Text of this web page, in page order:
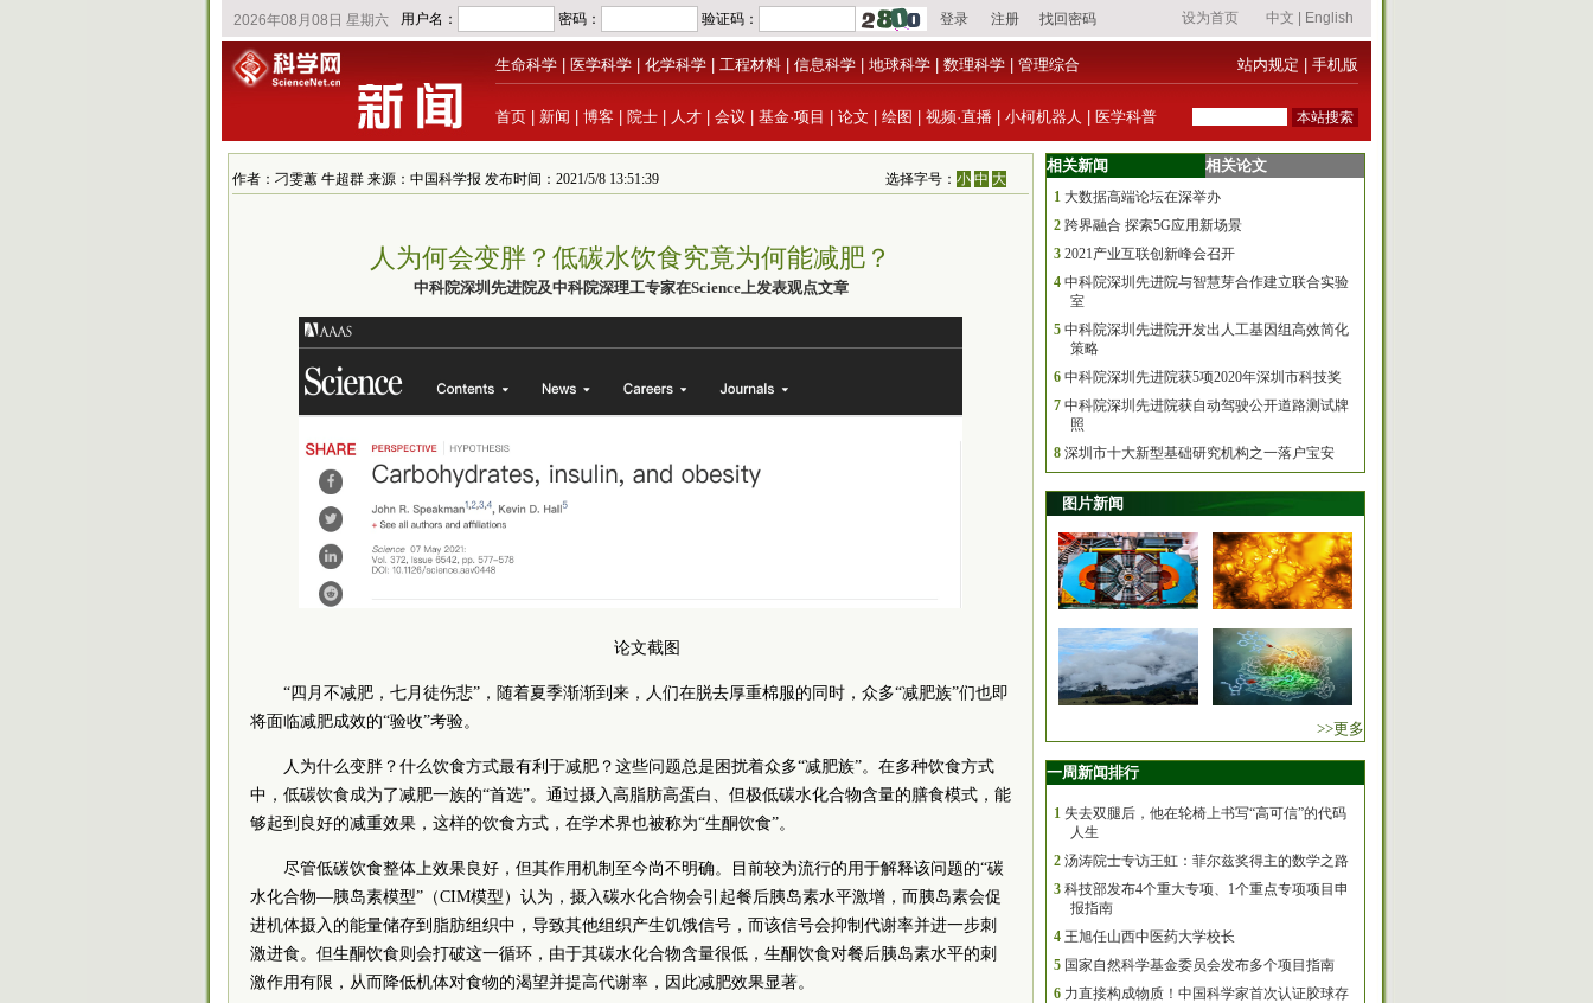
生命科学 医学科学 化学科学 工程材料 信息科学 地球科学 数理科学 管理综合 站内规定 手机版
首页 新闻 博客 院士 人才 会议 基金·项目 论文 绘图 视频·直播 小柯机器人 医学科普
作者：刁雯蕙 牛超群 来源：中国科学报 发布时间：2021/5/8 13:51:39 选择字号：小 中 大
人为何会变胖？低碳水饮食究竟为何能减肥？
中科院深圳先进院及中科院深理工专家在Science上发表观点文章
论文截图
“四月不减肥，七月徒伤悲”，随着夏季渐渐到来，人们在脱去厚重棉服的同时，众多“减肥族”们也即
将面临减肥成效的“验收”考验。
人为什么变胖？什么饮食方式最有利于减肥？这些问题总是困扰着众多“减肥族”。在多种饮食方式
中，低碳饮食成为了减肥一族的“首选”。通过摄入高脂肪高蛋白、但极低碳水化合物含量的膳食模式，能
够起到良好的减重效果，这样的饮食方式，在学术界也被称为“生酮饮食”。
尽管低碳饮食整体上效果良好，但其作用机制至今尚不明确。目前较为流行的用于解释该问题的“碳
水化合物—胰岛素模型”（CIM模型）认为，摄入碳水化合物会引起餐后胰岛素水平激增，而胰岛素会促
进机体摄入的能量储存到脂肪组织中，导致其他组织产生饥饿信号，而该信号会抑制代谢率并进一步刺
激进食。但生酮饮食则会打破这一循环，由于其碳水化合物含量很低，生酮饮食对餐后胰岛素水平的刺
激作用有限，从而降低机体对食物的渴望并提高代谢率，因此减肥效果显著。
相关新闻 相关论文
1 大数据高端论坛在深举办
2 跨界融合 探索5G应用新场景
3 2021产业互联创新峰会召开
4 中科院深圳先进院与智慧芽合作建立联合实验
室
5 中科院深圳先进院开发出人工基因组高效简化
策略
6 中科院深圳先进院获5项2020年深圳市科技奖
7 中科院深圳先进院获自动驾驶公开道路测试牌
照
8 深圳市十大新型基础研究机构之一落户宝安
图片新闻
>>更多
一周新闻排行
1 失去双腿后，他在轮椅上书写“高可信”的代码
人生
2 汤涛院士专访王虹：菲尔兹奖得主的数学之路
3 科技部发布4个重大专项、1个重点专项项目申
报指南
4 王旭任山西中医药大学校长
5 国家自然科学基金委员会发布多个项目指南
6 力直接构成物质！中国科学家首次认证胶球存